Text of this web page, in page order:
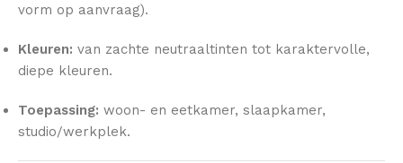
vorm op aanvraag).
Kleuren: van zachte neutraaltinten tot karaktervolle,
diepe kleuren.
Toepassing: woon- en eetkamer, slaapkamer,
studio/werkplek.